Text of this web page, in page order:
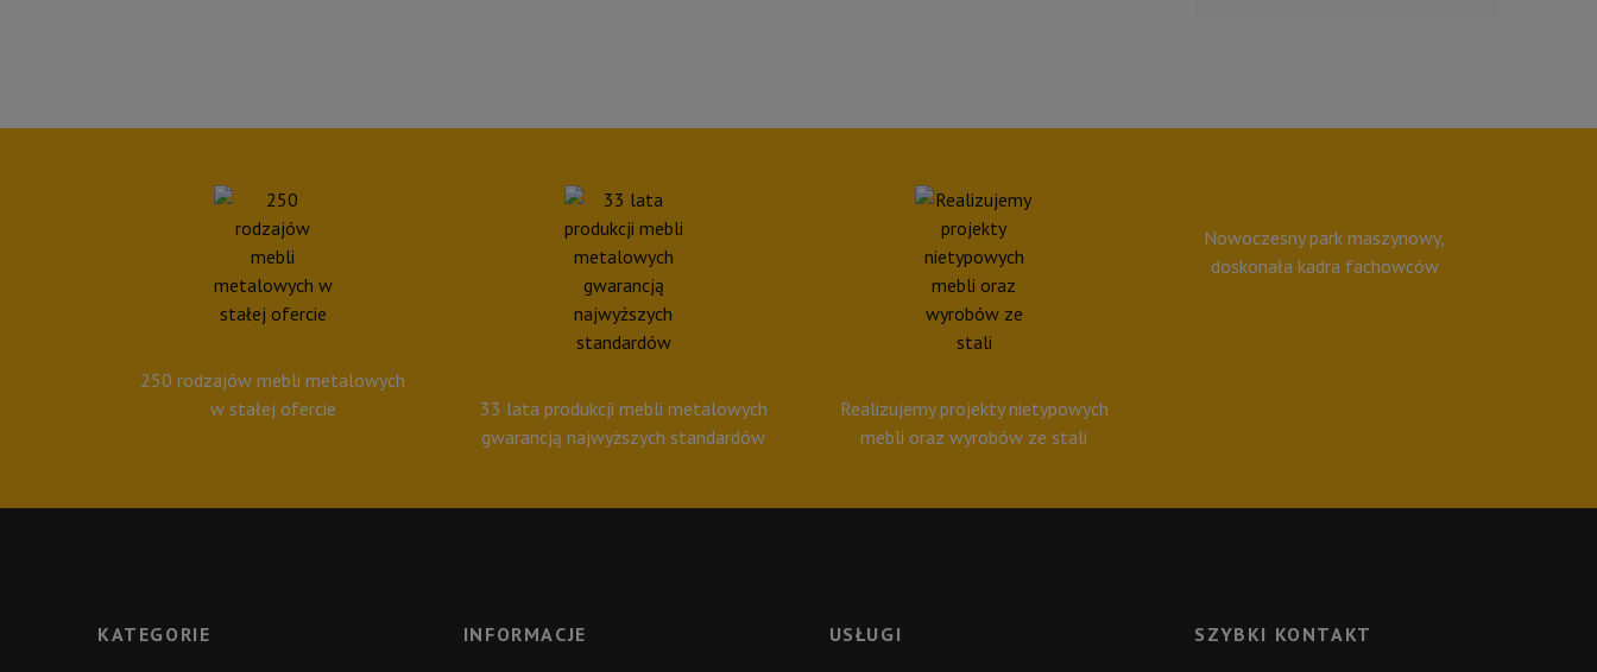
250 rodzajów mebli metalowych
w stałej ofercie
33 lata produkcji mebli metalowych
gwarancją najwyższych standardów
Realizujemy projekty nietypowych
mebli oraz wyrobów ze stali
Nowoczesny park maszynowy,
doskonała kadra fachowców
KATEGORIE INFORMACJE USŁUGI SZYBKI KONTAKT